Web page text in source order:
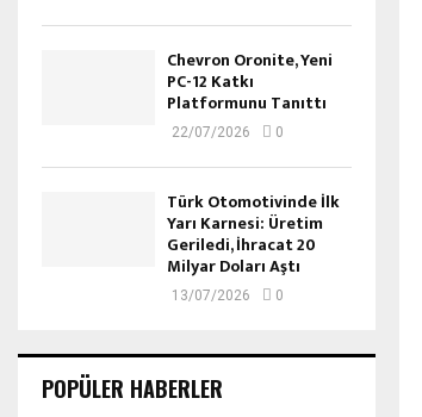
Chevron Oronite, Yeni
PC-12 Katkı
Platformunu Tanıttı
22/07/2026 0
Türk Otomotivinde İlk
Yarı Karnesi: Üretim
Geriledi, İhracat 20
Milyar Doları Aştı
13/07/2026 0
POPÜLER HABERLER